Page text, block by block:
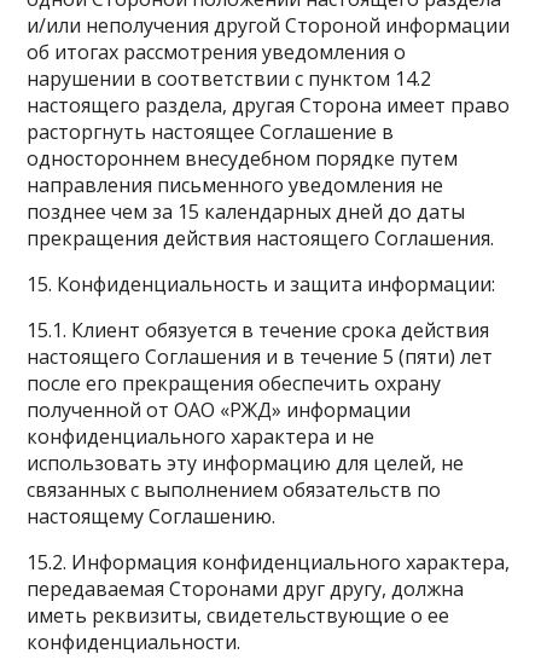
и/или неполучения другой Стороной информации
об итогах рассмотрения уведомления о
нарушении в соответствии с пунктом 14.2
настоящего раздела, другая Сторона имеет право
расторгнуть настоящее Соглашение в
одностороннем внесудебном порядке путем
направления письменного уведомления не
позднее чем за 15 календарных дней до даты
прекращения действия настоящего Соглашения.
15. Конфиденциальность и защита информации:
15.1. Клиент обязуется в течение срока действия
настоящего Соглашения и в течение 5 (пяти) лет
после его прекращения обеспечить охрану
полученной от ОАО «РЖД» информации
конфиденциального характера и не
использовать эту информацию для целей, не
связанных с выполнением обязательств по
настоящему Соглашению.
15.2. Информация конфиденциального характера,
передаваемая Сторонами друг другу, должна
иметь реквизиты, свидетельствующие о ее
конфиденциальности.